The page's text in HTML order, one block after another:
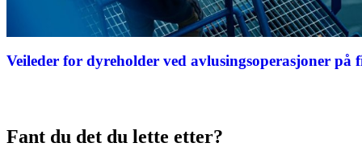
Veileder for dyreholder ved avlusingsoperasjoner på
Fant du det du lette etter?